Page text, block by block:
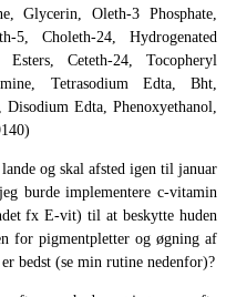
Glycerin, Oleth-3 Phosphate,
Choleth-24, Hydrogenated
Ceteth-24, Tocopheryl
Tetrasodium Edta, Bht,
Edta, Phenoxyethanol,
og skal afsted igen til januar
burde implementere c-vitamin
fx E-vit) til at beskytte huden
for pigmentpletter og øgning af
bedst (se min rutine nedenfor)?